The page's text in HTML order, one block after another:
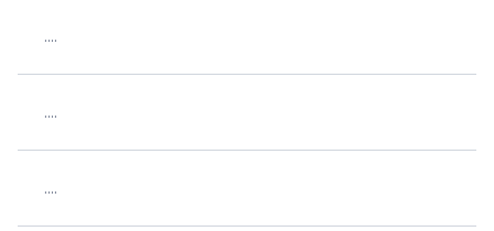
....
....
....